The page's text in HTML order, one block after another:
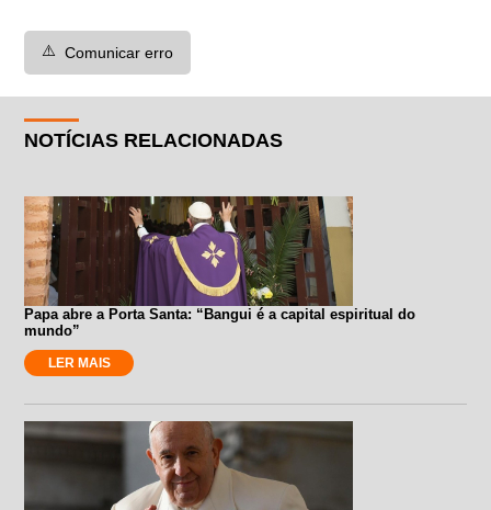
⚠️ Comunicar erro
NOTÍCIAS RELACIONADAS
Papa abre a Porta Santa: “Bangui é a capital espiritual do
mundo”
LER MAIS